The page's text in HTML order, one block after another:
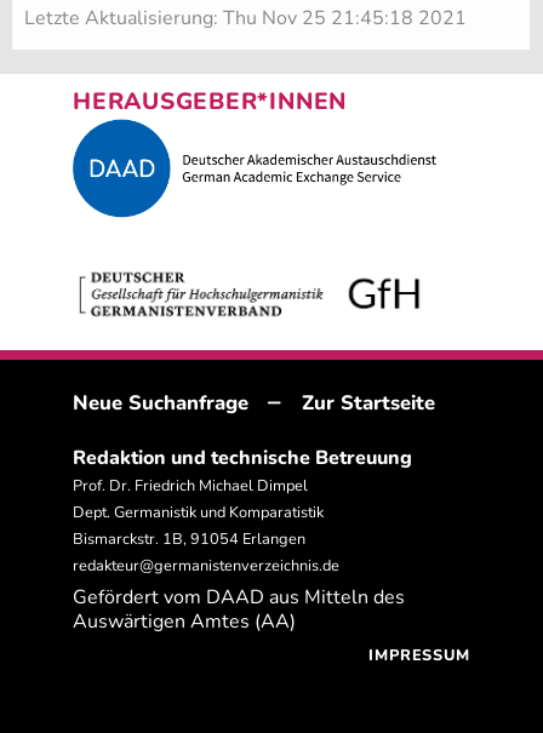
Letzte Aktualisierung: Thu Nov 25 21:45:18 2021
HERAUSGEBER*INNEN
Neue Suchanfrage – Zur Startseite
Redaktion und technische Betreuung
Prof. Dr. Friedrich Michael Dimpel
Dept. Germanistik und Komparatistik
Bismarckstr. 1B, 91054 Erlangen
redakteur@germanistenverzeichnis.de
Gefördert vom DAAD aus Mitteln des
Auswärtigen Amtes (AA)
IMPRESSUM